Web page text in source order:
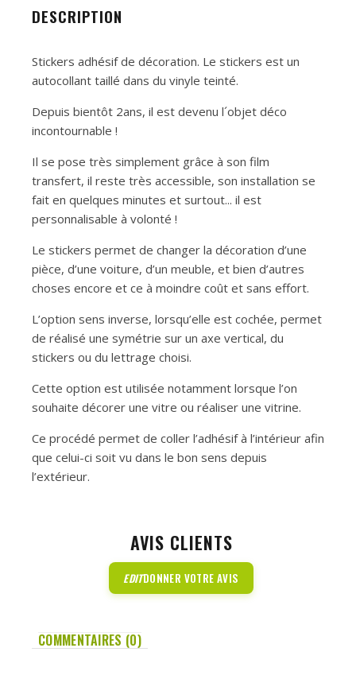
DESCRIPTION
Stickers adhésif de décoration. Le stickers est un
autocollant taillé dans du vinyle teinté.
Depuis bientôt 2ans, il est devenu l´objet déco
incontournable !
Il se pose très simplement grâce à son film
transfert, il reste très accessible, son installation se
fait en quelques minutes et surtout... il est
personnalisable à volonté !
Le stickers permet de changer la décoration d’une
pièce, d’une voiture, d’un meuble, et bien d’autres
choses encore et ce à moindre coût et sans effort.
L’option sens inverse, lorsqu’elle est cochée, permet
de réalisé une symétrie sur un axe vertical, du
stickers ou du lettrage choisi.
Cette option est utilisée notamment lorsque l’on
souhaite décorer une vitre ou réaliser une vitrine.
Ce procédé permet de coller l’adhésif à l’intérieur afin
que celui-ci soit vu dans le bon sens depuis
l’extérieur.
AVIS CLIENTS
EDITDONNER VOTRE AVIS
COMMENTAIRES (0)